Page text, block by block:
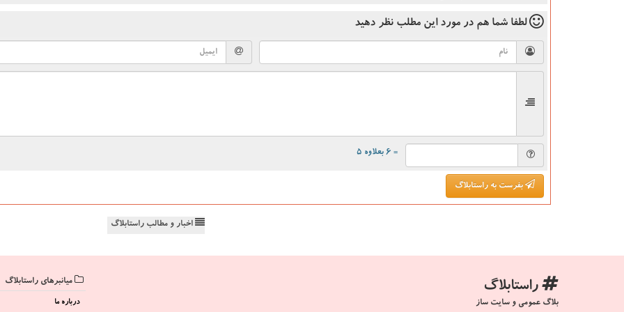
لطفا شما هم در مورد این مطلب نظر دهید
= ۶ بعلاوه ۵
بفرست به راستابلاگ
اخبار و مطالب راستابلاگ
راستابلاگ
بلاگ عمومی و سایت ساز
میانبرهای راستابلاگ
درباره ما